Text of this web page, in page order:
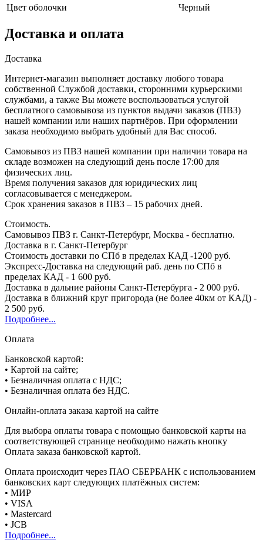
Цвет оболочки
Черный
Доставка и оплата
Доставка
Интернет-магазин выполняет доставку любого товара
собственной Службой доставки, сторонними курьерскими
службами, а также Вы можете воспользоваться услугой
бесплатного самовывоза из пунктов выдачи заказов (ПВЗ)
нашей компании или наших партнёров. При оформлении
заказа необходимо выбрать удобный для Вас способ.
Самовывоз из ПВЗ нашей компании при наличии товара на
складе возможен на следующий день после 17:00 для
физических лиц.
Время получения заказов для юридических лиц
согласовывается с менеджером.
Срок хранения заказов в ПВЗ – 15 рабочих дней.
Стоимость.
Самовывоз ПВЗ г. Санкт-Петербург, Москва - бесплатно.
Доставка в г. Санкт-Петербург
Стоимость доставки по СПб в пределах КАД -1200 руб.
Экспресс-Доставка на следующий раб. день по СПб в
пределах КАД - 1 600 руб.
Доставка в дальние районы Санкт-Петербурга - 2 000 руб.
Доставка в ближний круг пригорода (не более 40км от КАД) -
2 500 руб.
Подробнее...
Оплата
Банковской картой:
• Картой на сайте;
• Безналичная оплата с НДС;
• Безналичная оплата без НДС.
Онлайн-оплата заказа картой на сайте
Для выбора оплаты товара с помощью банковской карты на
соответствующей странице необходимо нажать кнопку
Оплата заказа банковской картой.
Оплата происходит через ПАО СБЕРБАНК с использованием
банковских карт следующих платёжных систем:
• МИР
• VISA
• Mastercard
• JCB
Подробнее...